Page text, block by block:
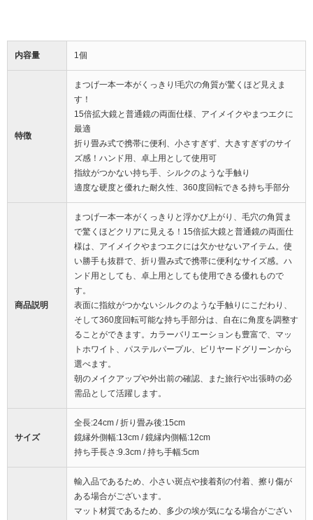
内容量 1個
特徴
まつげ一本一本がくっきり!毛穴の角質が驚くほど見えま
す！
15倍拡大鏡と普通鏡の両面仕様、アイメイクやまつエクに
最適
折り畳み式で携帯に便利、小さすぎず、大きすぎずのサイ
ズ感！ハンド用、卓上用として使用可
指紋がつかない持ち手、シルクのような手触り
適度な硬度と優れた耐久性、360度回転できる持ち手部分
商品説明
まつげ一本一本がくっきりと浮かび上がり、毛穴の角質ま
で驚くほどクリアに見える！15倍拡大鏡と普通鏡の両面仕
様は、アイメイクやまつエクには欠かせないアイテム。使
い勝手も抜群で、折り畳み式で携帯に便利なサイズ感。ハ
ンド用としても、卓上用としても使用できる優れもので
す。
表面に指紋がつかないシルクのような手触りにこだわり、
そして360度回転可能な持ち手部分は、自在に角度を調整す
ることができます。カラーバリエーションも豊富で、マッ
トホワイト、パステルパープル、ビリヤードグリーンから
選べます。
朝のメイクアップや外出前の確認、また旅行や出張時の必
需品として活躍します。
サイズ
全長:24cm / 折り畳み後:15cm
鏡縁外側幅:13cm / 鏡縁内側幅:12cm
持ち手長さ:9.3cm / 持ち手幅:5cm
輸入品であるため、小さい斑点や接着剤の付着、擦り傷が
ある場合がございます。
マット材質であるため、多少の埃が気になる場合がござい